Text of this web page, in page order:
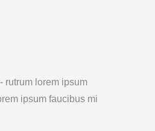
rutrum lorem ipsum
ipsum faucibus mi